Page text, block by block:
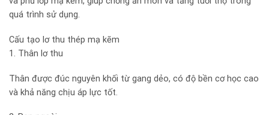
quá trình sử dụng.
Cấu tạo lơ thu thép mạ kẽm
1. Thân lơ thu
Thân được đúc nguyên khối từ gang dẻo, có độ bền cơ học cao
và khả năng chịu áp lực tốt.